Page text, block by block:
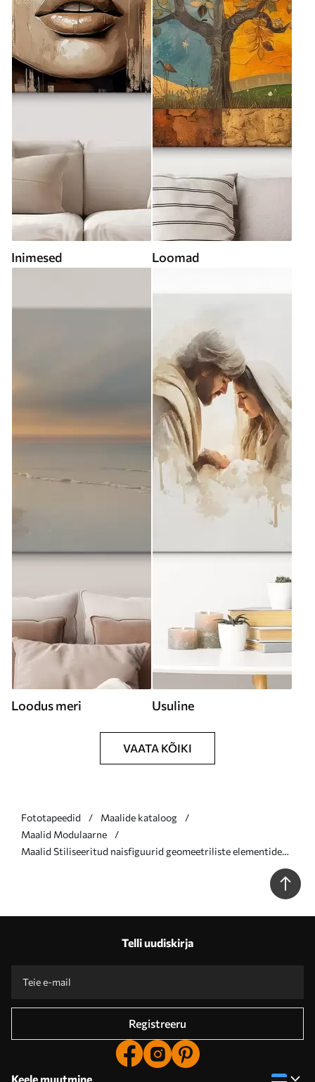
Inimesed Loomad
Loodus meri Usuline
VAATA KÕIKI
Fototapeedid
Maalide kataloog
Maalid Modulaarne
Maalid Stiliseeritud naisfiguurid geomeetriliste elementidega
abstraktsel vertikaalsete joonte ja ringide taustal Nr m01237
Telli uudiskirja
Registreeru
Keele muutmine